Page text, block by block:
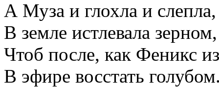
А Муза и глохла и слепла,
В земле истлевала зерном,
Чтоб после, как Феникс
В эфире восстать